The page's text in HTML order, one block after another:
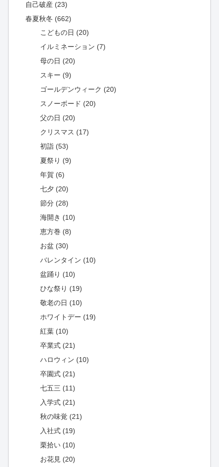
自己破産 (23)
春夏秋冬 (662)
こどもの日 (20)
イルミネーション (7)
母の日 (20)
スキー (9)
ゴールデンウィーク (20)
スノーボード (20)
父の日 (20)
クリスマス (17)
初詣 (53)
夏祭り (9)
年賀 (6)
七夕 (20)
節分 (28)
海開き (10)
恵方巻 (8)
お盆 (30)
バレンタイン (10)
盆踊り (10)
ひな祭り (19)
敬老の日 (10)
ホワイトデー (19)
紅葉 (10)
卒業式 (21)
ハロウィン (10)
卒園式 (21)
七五三 (11)
入学式 (21)
秋の味覚 (21)
入社式 (19)
栗拾い (10)
お花見 (20)